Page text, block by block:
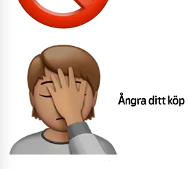
Ångra ditt köp